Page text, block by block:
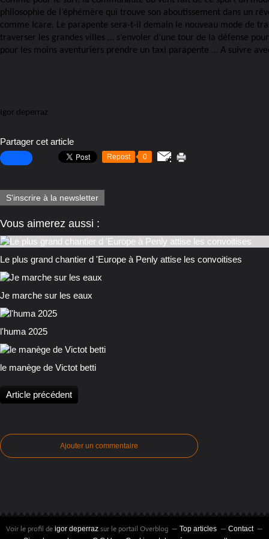
philosophie de l’éphémère qui trouve son aboutissement dans un
comme Icare. Le parapente sera-t-il demain le nouveau mode de
traverser les grandes villes … s’envoler d’une tour de la défense
pour les moins aventuriers prendre un taxi parapente … A suivre
Igor deperraz
Partager cet article
Repost 0
S'inscrire à la newsletter
Vous aimerez aussi :
Le plus grand chantier d 'Europe à Penly attise les convoitises
Je marche sur les eaux
l'huma 2025
le manège de Victot betti
Article précédent
Ajouter un commentaire
Voir le profil de igor deperraz sur le portail Overblog Top articles
Contact